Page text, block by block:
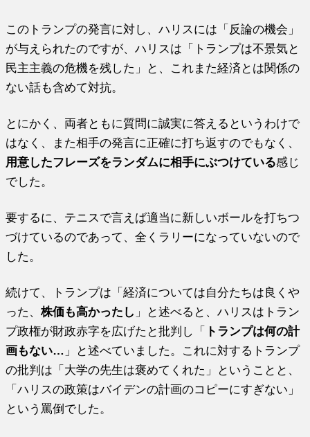
このトランプの発言に対し、ハリスには「反論の機会」
が与えられたのですが、ハリスは「トランプは不景気と
民主主義の危機を残した」と、これまた経済とは関係の
ない話も含めて対抗。
とにかく、両者ともに質問に誠実に答えるというわけで
はなく、また相手の発言に正確に打ち返すのでもなく、
用意したフレーズをランダムに相手にぶつけている感じ
でした。
要するに、テニスで言えば適当に新しいボールを打ちつ
づけているのであって、全くラリーになっていないので
した。
続けて、トランプは「経済については自分たちは良くや
った、株価も高かったし 」と述べると、ハリスはトラン
プ政権が財政赤字を広げたと批判し「
トランプは何の計
画もない… 」と述べていました。これに対するトランプ
の批判は「大学の先生は褒めてくれた」ということと、
「ハリスの政策はバイデンの計画のコピーにすぎない」
という罵倒でした。